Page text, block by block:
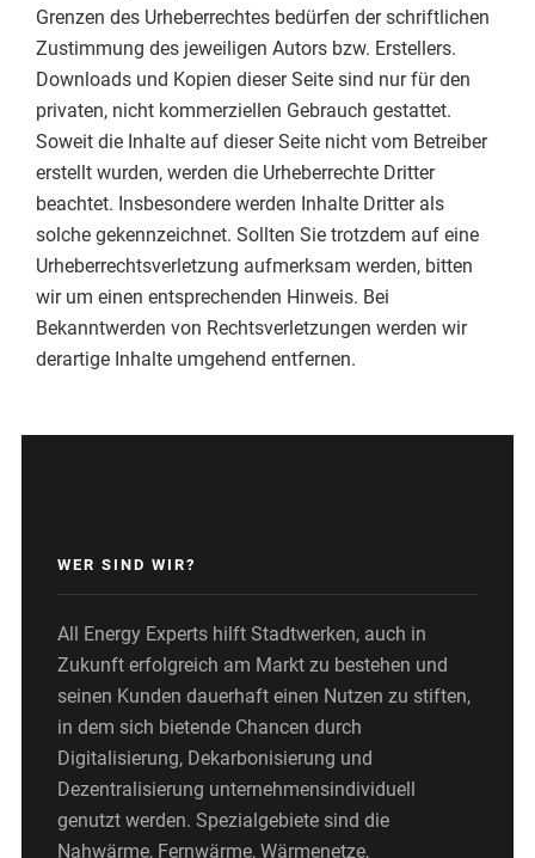
Grenzen des Urheberrechtes bedürfen der schriftlichen
Zustimmung des jeweiligen Autors bzw. Erstellers.
Downloads und Kopien dieser Seite sind nur für den
privaten, nicht kommerziellen Gebrauch gestattet.
Soweit die Inhalte auf dieser Seite nicht vom Betreiber
erstellt wurden, werden die Urheberrechte Dritter
beachtet. Insbesondere werden Inhalte Dritter als
solche gekennzeichnet. Sollten Sie trotzdem auf eine
Urheberrechtsverletzung aufmerksam werden, bitten
wir um einen entsprechenden Hinweis. Bei
Bekanntwerden von Rechtsverletzungen werden wir
derartige Inhalte umgehend entfernen.
WER SIND WIR?
All Energy Experts hilft Stadtwerken, auch in
Zukunft erfolgreich am Markt zu bestehen und
seinen Kunden dauerhaft einen Nutzen zu stiften,
in dem sich bietende Chancen durch
Digitalisierung, Dekarbonisierung und
Dezentralisierung unternehmensindividuell
genutzt werden. Spezialgebiete sind die
Nahwärme, Fernwärme, Wärmenetze,